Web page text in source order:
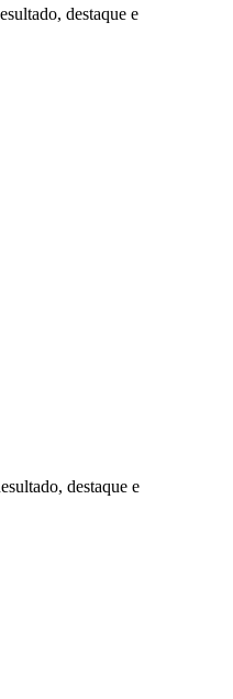
destaque e
destaque e